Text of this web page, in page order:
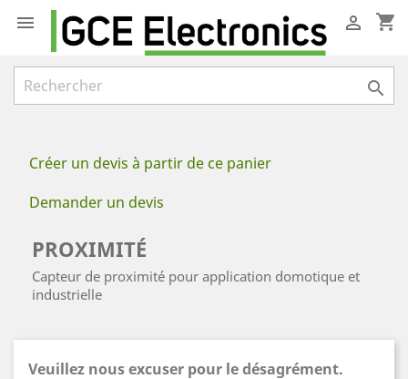
 shopping_cart


Créer un devis à partir de ce panier
Demander un devis
PROXIMITÉ
Capteur de proximité pour application domotique et
industrielle
Veuillez nous excuser pour le désagrément.